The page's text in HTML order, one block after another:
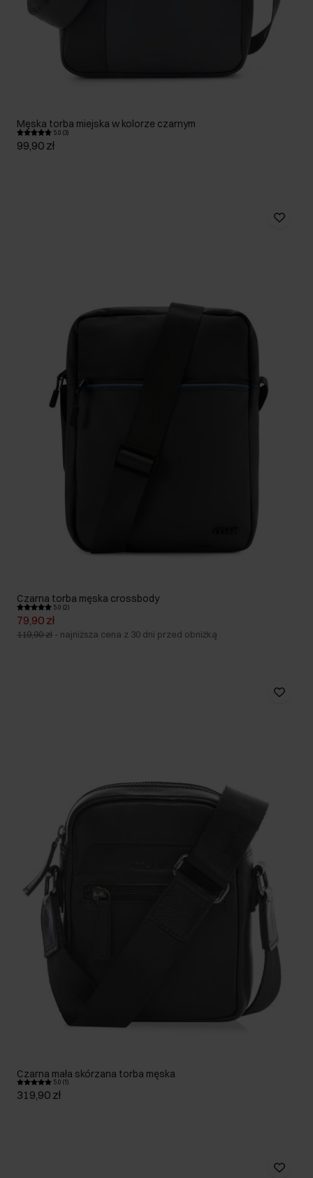
Męska torba miejska w kolorze czarnym
5.0 (3)
99,90 zł
Czarna torba męska crossbody
5.0 (2)
79,90 zł
119,90 zł - najniższa cena z 30 dni przed obniżką
Czarna mała skórzana torba męska
5.0 (1)
319,90 zł